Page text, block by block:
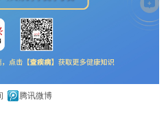
腾讯微博